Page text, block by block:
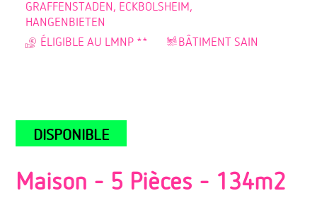
GRAFFENSTADEN, ECKBOLSHEIM,
HANGENBIETEN
ÉLIGIBLE AU LMNP **
BÂTIMENT SAIN
DISPONIBLE
Maison - 5 Pièces - 134m2